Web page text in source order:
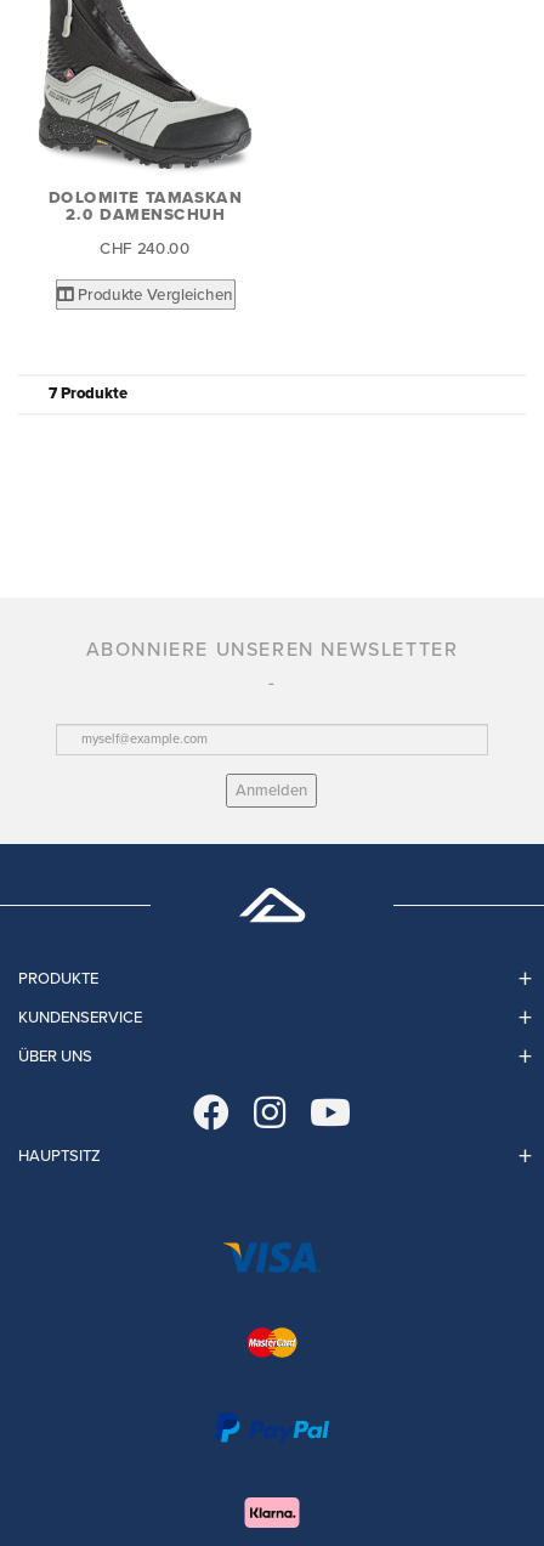
DOLOMITE TAMASKAN
2.0 DAMENSCHUH
CHF 240.00
Produkte Vergleichen
7 Produkte
ABONNIERE UNSEREN NEWSLETTER
Anmelden
PRODUKTE
KUNDENSERVICE
ÜBER UNS
HAUPTSITZ